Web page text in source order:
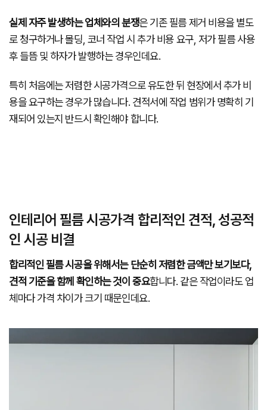
실제 자주 발생하는 업체와의 분쟁은 기존 필름 제거 비용을 별도
로 청구하거나 몰딩, 코너 작업 시 추가 비용 요구, 저가 필름 사용
후 들뜸 및 하자가 발행하는 경우인데요.
특히 처음에는 저렴한 시공가격으로 유도한 뒤 현장에서 추가 비
용을 요구하는 경우가 많습니다. 견적서에 작업 범위가 명확히 기
재되어 있는지 반드시 확인해야 합니다.
인테리어 필름 시공가격 합리적인 견적, 성공적
인 시공 비결
합리적인 필름 시공을 위해서는 단순히 저렴한 금액만 보기보다,
견적 기준을 함께 확인하는 것이 중요합니다. 같은 작업이라도 업
체마다 가격 차이가 크기 때문인데요.